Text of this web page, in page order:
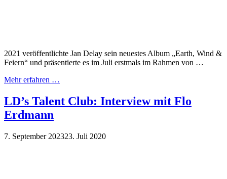
2021 veröffentlichte Jan Delay sein neuestes Album „Earth, Wind &
Feiern“ und präsentierte es im Juli erstmals im Rahmen von …
Mehr erfahren …
LD’s Talent Club: Interview mit Flo
Erdmann
7. September 202323. Juli 2020